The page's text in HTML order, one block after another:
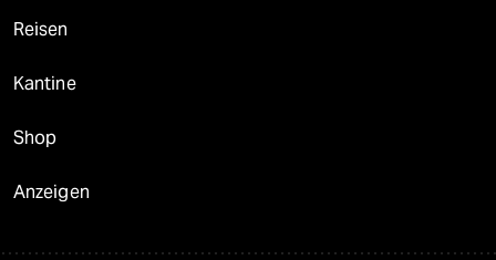
Reisen
Kantine
Shop
Anzeigen